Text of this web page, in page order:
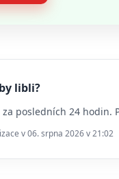
libli?
posledních 24
v 06. srpna 2026 v 21:02